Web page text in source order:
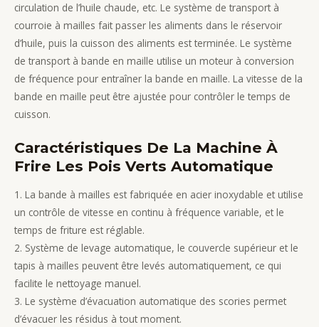
circulation de l’huile chaude, etc. Le système de transport à
courroie à mailles fait passer les aliments dans le réservoir
d’huile, puis la cuisson des aliments est terminée. Le système
de transport à bande en maille utilise un moteur à conversion
de fréquence pour entraîner la bande en maille. La vitesse de la
bande en maille peut être ajustée pour contrôler le temps de
cuisson.
Caractéristiques De La Machine À
Frire Les Pois Verts Automatique
1. La bande à mailles est fabriquée en acier inoxydable et utilise
un contrôle de vitesse en continu à fréquence variable, et le
temps de friture est réglable.
2. Système de levage automatique, le couvercle supérieur et le
tapis à mailles peuvent être levés automatiquement, ce qui
facilite le nettoyage manuel.
3. Le système d’évacuation automatique des scories permet
d’évacuer les résidus à tout moment.